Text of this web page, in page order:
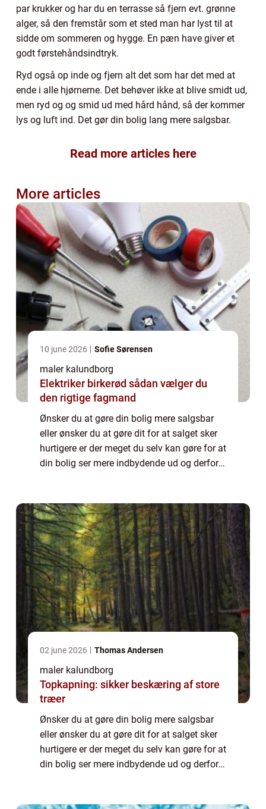
par krukker og har du en terrasse så fjern evt. grønne
alger, så den fremstår som et sted man har lyst til at
sidde om sommeren og hygge. En pæn have giver et
godt førstehåndsindtryk.
Ryd også op inde og fjern alt det som har det med at
ende i alle hjørnerne. Det behøver ikke at blive smidt ud,
men ryd og og smid ud med hård hånd, så der kommer
lys og luft ind. Det gør din bolig lang mere salgsbar.
Read more articles here
More articles
10 june 2026 Sofie Sørensen
maler kalundborg
Elektriker birkerød sådan vælger du
den rigtige fagmand
Ønsker du at gøre din bolig mere salgsbar
eller ønsker du at gøre dit for at salget sker
hurtigere er der meget du selv kan gøre for at
din bolig ser mere indbydende ud og derfor
02 june 2026 Thomas Andersen
maler kalundborg
Topkapning: sikker beskæring af store
træer
Ønsker du at gøre din bolig mere salgsbar
eller ønsker du at gøre dit for at salget sker
hurtigere er der meget du selv kan gøre for at
din bolig ser mere indbydende ud og derfor